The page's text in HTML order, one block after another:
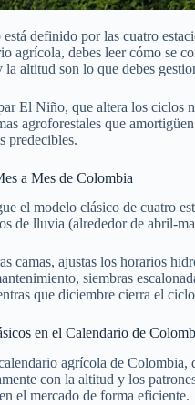
definido por las cuatro
agrícola, debes leer cómo se
altitud son lo que debes
El Niño, que altera los ciclos
agroforestales que
predecibles.
a Mes de Colombia
el modelo clásico de cuatro
de lluvia (alrededor de
camas, ajustas los horarios
siembras
que diciembre cierra el
en el Calendario de
agrícola de Colombia,
con la altitud y los
el mercado de forma eficiente.